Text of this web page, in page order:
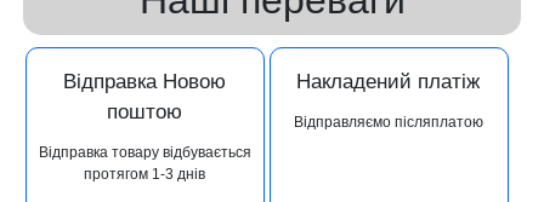
Відправка Новою
поштою
Відправка товару відбувається
протягом 1-3 днів
Накладений платіж
Відправляємо післяплатою